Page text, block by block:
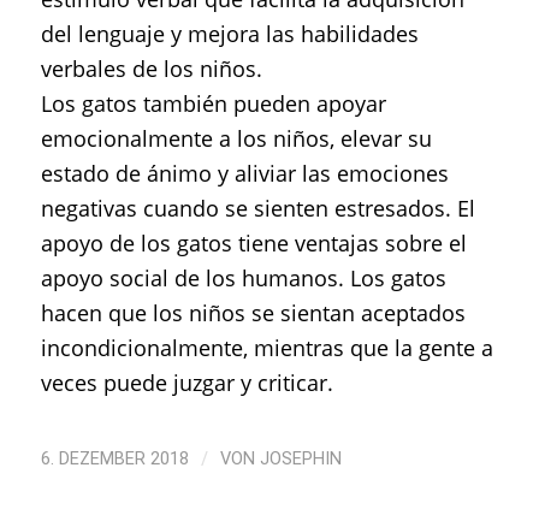
del lenguaje y mejora las habilidades
verbales de los niños.
Los gatos también pueden apoyar
emocionalmente a los niños, elevar su
estado de ánimo y aliviar las emociones
negativas cuando se sienten estresados. El
apoyo de los gatos tiene ventajas sobre el
apoyo social de los humanos. Los gatos
hacen que los niños se sientan aceptados
incondicionalmente, mientras que la gente a
veces puede juzgar y criticar.
6. DEZEMBER 2018 / VON JOSEPHIN